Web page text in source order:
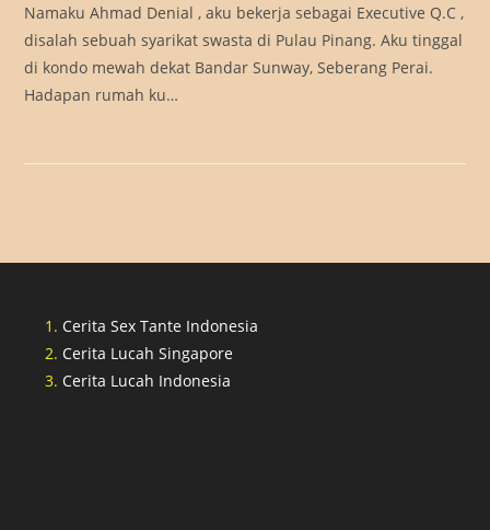
Namaku Ahmad Denial , aku bekerja sebagai Executive Q.C ,
disalah sebuah syarikat swasta di Pulau Pinang. Aku tinggal
di kondo mewah dekat Bandar Sunway, Seberang Perai.
Hadapan rumah ku…
Cerita Sex Tante Indonesia
Cerita Lucah Singapore
Cerita Lucah Indonesia